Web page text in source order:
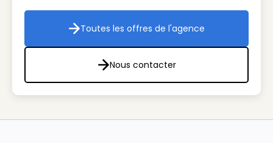
Toutes les offres de l'agence
Toutes les offres de l'agence
Nous contacter
Nous contacter